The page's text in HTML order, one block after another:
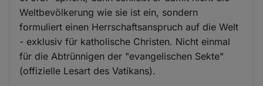
Weltbevölkerung wie sie ist ein, sondern
formuliert einen Herrschaftsanspruch auf die Welt
- exklusiv für katholische Christen. Nicht einmal
für die Abtrünnigen der "evangelischen Sekte"
(offizielle Lesart des Vatikans).